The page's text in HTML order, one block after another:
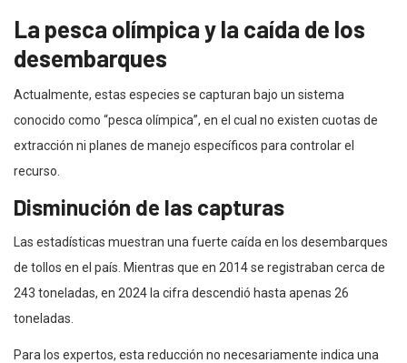
La pesca olímpica y la caída de los
desembarques
Actualmente, estas especies se capturan bajo un sistema
conocido como “pesca olímpica”, en el cual no existen cuotas de
extracción ni planes de manejo específicos para controlar el
recurso.
Disminución de las capturas
Las estadísticas muestran una fuerte caída en los desembarques
de tollos en el país. Mientras que en 2014 se registraban cerca de
243 toneladas, en 2024 la cifra descendió hasta apenas 26
toneladas.
Para los expertos, esta reducción no necesariamente indica una